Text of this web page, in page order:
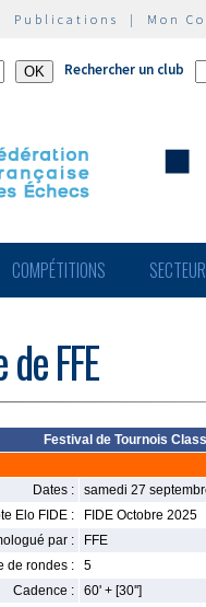
Publications | Mon
Rechercher un club
COMPÉTITIONS
FFE
Festival de Tournois
Dates :
samedi 27
Elo FIDE :
FIDE Octobre 2025
par :
FFE
de rondes :
5
Cadence :
60' + [30'']